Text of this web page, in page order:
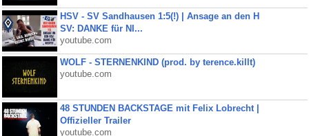
HSV - SV Sandhausen 1:5(!) | Ansage an den H
SV: DANKE für NI...
youtube.com
WOLF - STERNENKIND (prod. by terence.killt)
youtube.com
48 STUNDEN BACKSTAGE mit Felix Lobrecht |
Offizieller Trailer
youtube.com